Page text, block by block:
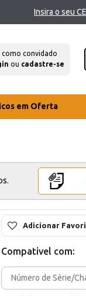
Insira o seu
como convidado
ou cadastre-se
em Oferta
Adicionar
Compativel com: